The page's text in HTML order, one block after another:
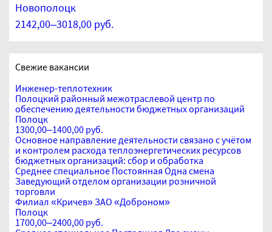
Новополоцк
2142,00–3018,00 руб.
Свежие вакансии
Инженер-теплотехник
Полоцкий районный межотраслевой центр по
обеспечению деятельности бюджетных организаций
Полоцк
1300,00–1400,00 руб.
Основное направление деятельности связано с учётом
и контролем расхода теплоэнергетических ресурсов
бюджетных организаций: сбор и обработка
Среднее специальное Постоянная Одна смена
Заведующий отделом организации розничной
торговли
Филиал «Кричев» ЗАО «Доброном»
Полоцк
1700,00–2400,00 руб.